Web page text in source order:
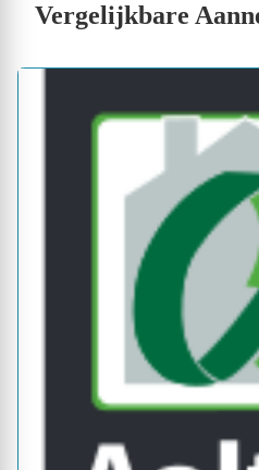
Vergelijkbare